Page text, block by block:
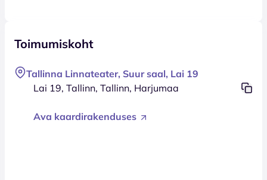
Toimumiskoht
Tallinna Linnateater, Suur saal, Lai 19
Lai 19, Tallinn, Tallinn, Harjumaa
Ava kaardirakenduses